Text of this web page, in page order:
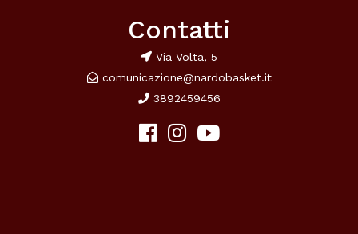
Contatti
Via Volta, 5
comunicazione@nardobasket.it
3892459456